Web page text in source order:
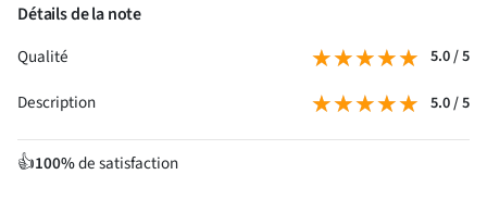
Détails de la note
Qualité
★★★★★
★★★★★ 5.0 / 5
Description ★★★★★
★★★★★ 5.0 / 5
👍100%de satisfaction